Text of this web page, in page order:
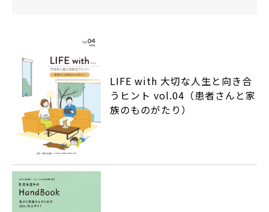
LIFE with 大切な人生と向き合
うヒント vol.04（患者さんと家
族のものがたり）